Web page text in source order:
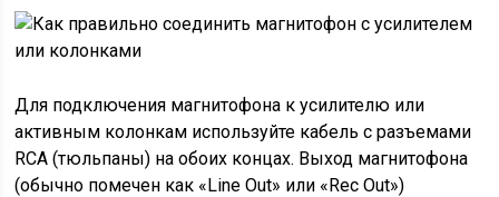
Для подключения магнитофона к усилителю или
активным колонкам используйте кабель с разъемами
RCA (тюльпаны) на обоих концах. Выход магнитофона
(обычно помечен как «Line Out» или «Rec Out»)